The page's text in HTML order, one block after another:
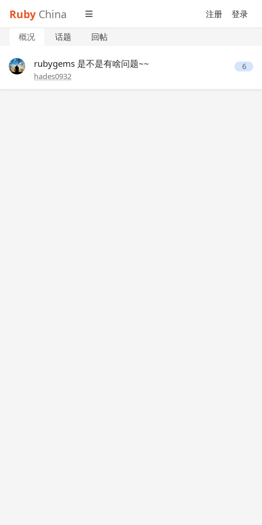
Ruby China 注册 登录
概况 话题 回帖
rubygems 是不是有啥问题~~
hades0932
6